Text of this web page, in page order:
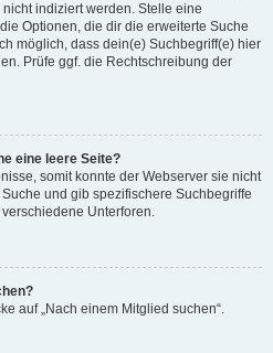
indiziert werden. Stelle eine
Optionen, die dir die erweiterte Suche
möglich, dass dein(e) Suchbegriff(e) hier
Prüfe ggf. die Rechtschreibung der
eine leere Seite?
somit konnte der Webserver sie nicht
und gib spezifischere Suchbegriffe
Unterforen.
auf „Nach einem Mitglied suchen“.